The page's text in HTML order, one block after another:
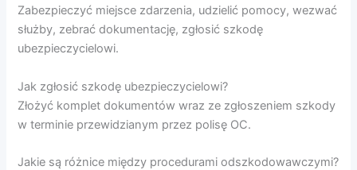
Zabezpieczyć miejsce zdarzenia, udzielić pomocy, wezwać
służby, zebrać dokumentację, zgłosić szkodę
ubezpieczycielowi.
Jak zgłosić szkodę ubezpieczycielowi?
Złożyć komplet dokumentów wraz ze zgłoszeniem szkody
w terminie przewidzianym przez polisę OC.
Jakie są różnice między procedurami odszkodowawczymi?